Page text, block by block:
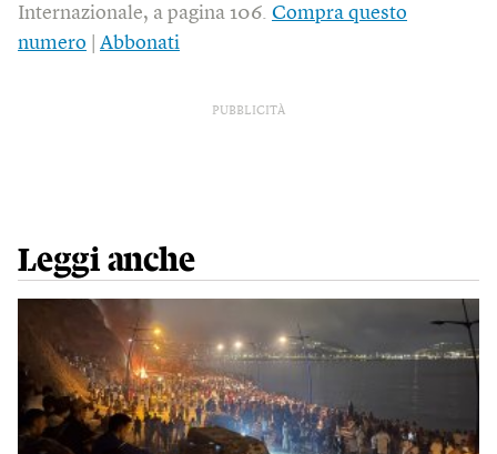
Internazionale, a pagina 106. Compra questo
numero
Abbonati
PUBBLICITÀ
Leggi anche